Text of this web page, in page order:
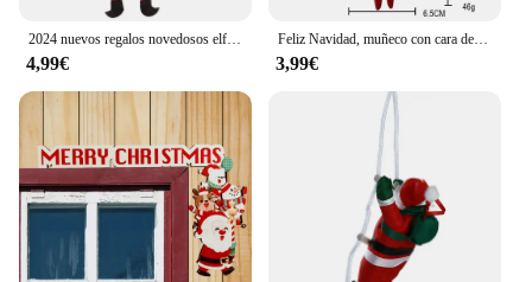
2024 nuevos regalos novedosos elfo de Navidad decoración del hogar muñeca Navida mesa de Navidad árbol de Navidad adornos de Navidad juguete de peluche
4,99€
Feliz Navidad, muñeco con cara de calavera roja y verde, figura de película Jack, decoración del hogar para vacaciones, regalos para niños de Feliz Año Nuevo, muñeco de elfo fantasma
3,99€